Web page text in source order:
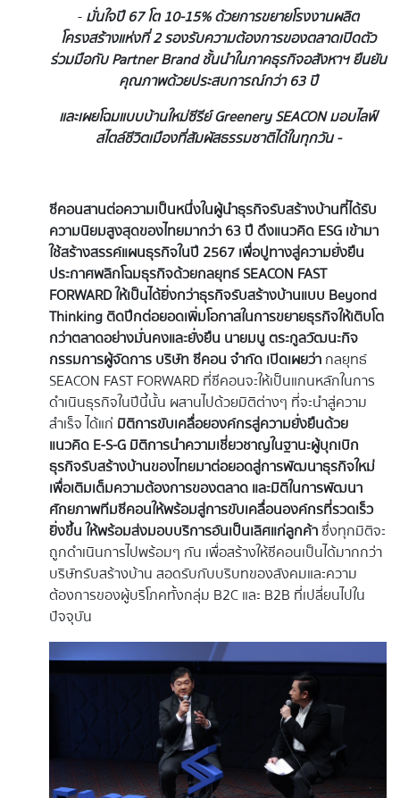
- มั่นใจปี 67 โต 10-15% ด้วยการขยายโรงงานผลิต
โครงสร้างแห่งที่ 2 รองรับความต้องการของตลาดเปิดตัว
ร่วมมือกับPartner Brand ชั้นนำในภาคธุรกิจอสังหาฯ ยืนยัน
คุณภาพด้วยประสบการณ์กว่า 63 ปี
และเผยโฉมแบบบ้านใหม่ซีรีย์Greenery SEACON มอบไลฟ์
สไตล์ชีวิตเมืองที่สัมผัสธรรมชาติได้ในทุกวัน -
ซีคอนสานต่อความเป็นหนึ่งในผู้นำธุรกิจรับสร้างบ้านที่ได้รับ
ความนิยมสูงสุดของไทยมากว่า63 ปี ดึงแนวคิด ESG เข้ามา
ใช้สร้างสรรค์แผนธุรกิจในปี 2567 เพื่อปูทางสู่ความยั่งยืน
ประกาศพลิกโฉมธุรกิจด้วยกลยุทธ์ SEACON FAST
FORWARD ให้เป็นได้ยิ่งกว่าธุรกิจรับสร้างบ้านแบบ Beyond
Thinking ติดปีกต่อยอดเพิ่มโอกาสในการขยายธุรกิจให้เติบโต
กว่าตลาดอย่างมั่นคงและยั่งยืน นายมนู ตระกูลวัฒนะกิจ
กรรมการผู้จัดการ บริษัท ซีคอน จำกัด เปิดเผยว่ากลยุทธ์
SEACON FAST FORWARD ที่ซีคอนจะให้เป็นแกนหลักในการ
ดำเนินธุรกิจในปีนี้นั้น ผสานไปด้วยมิติต่างๆ ที่จะนำสู่ความ
สำเร็จ ได้แก่ มิติการขับเคลื่อยองค์กรสู่ความยั่งยืนด้วย
แนวคิดE-S-G มิติการนำความเชี่ยวชาญในฐานะผู้บุกเบิก
ธุรกิจรับสร้างบ้านของไทยมาต่อยอดสู่การพัฒนาธุรกิจใหม่
เพื่อเติมเต็มความต้องการของตลาด และมิติในการพัฒนา
ศักยภาพทีมซีคอนให้พร้อมสู่การขับเคลื่อนองค์กรที่รวดเร็ว
ยิ่งขึ้น ให้พร้อมส่งมอบบริการอันเป็นเลิศแก่ลูกค้าซึ่งทุกมิติจะ
ถูกดำเนินการไปพร้อมๆ กัน เพื่อสร้างให้ซีคอนเป็นได้มากกว่า
บริษัทรับสร้างบ้าน สอดรับกับบริบทของสังคมและความ
ต้องการของผู้บริโภคทั้งกลุ่ม B2C และ B2B ที่เปลี่ยนไปใน
ปัจจุบัน